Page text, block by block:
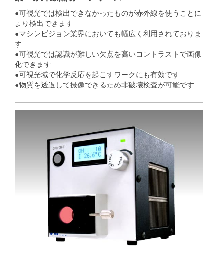
●可視光では検出できなかったものが赤外線を使うことに
より検出できます
●マシンビジョン業界においても幅広く利用されておりま
す
●可視光では認識が難しい欠点を高いコントラストで画像
化できます
●可視光域で化学反応を起こすワークにも有効です
●物質を透過して撮像できるため非破壊検査が可能です